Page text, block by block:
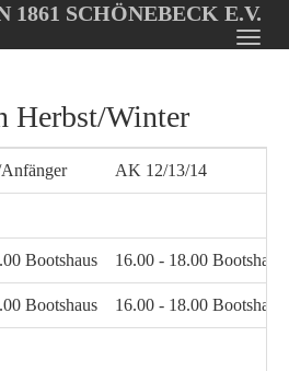
202608061926181df32738
1861 SCHÖNEBECK E.V.
Herbst/Winter
AK 12/13/14
Bootshaus 16.00 - 18.00 Bootshaus
Bootshaus 16.00 - 18.00 Bootshaus